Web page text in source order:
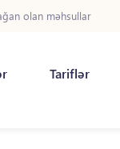
olan məhsullar
Tariflər